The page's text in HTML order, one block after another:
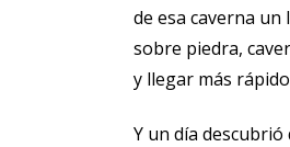
de esa caverna un
sobre piedra,
y llegar más
Y un día